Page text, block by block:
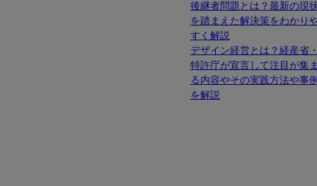
後継者問題とは？最新の現
を踏まえた解決策をわかり
すく解説
デザイン経営とは？経産省
特許庁が宣言して注目が集
る内容やその実践方法や事
を解説